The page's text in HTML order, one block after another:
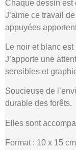
Chaque dessin est
J’aime ce travail
appuyées
Le noir et blanc
J’apporte une
sensibles et
Soucieuse de
durable des forêts.
Elles sont
Format : 10 x 15